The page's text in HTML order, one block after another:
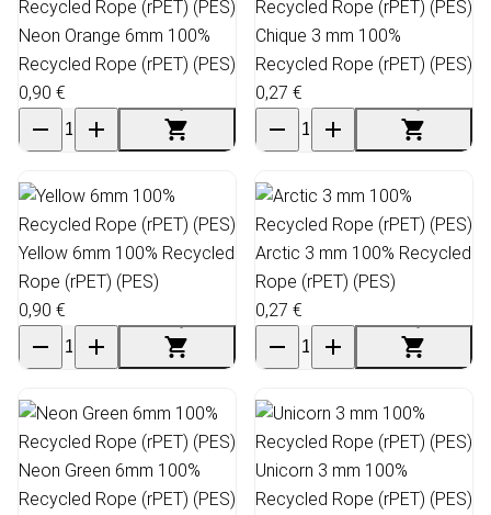
Neon Orange 6mm 100%
Recycled Rope (rPET) (PES)
0,90 €
Chique 3 mm 100%
Recycled Rope (rPET) (PES)
0,27 €
Yellow 6mm 100% Recycled
Rope (rPET) (PES)
0,90 €
Arctic 3 mm 100% Recycled
Rope (rPET) (PES)
0,27 €
Neon Green 6mm 100%
Recycled Rope (rPET) (PES)
Unicorn 3 mm 100%
Recycled Rope (rPET) (PES)